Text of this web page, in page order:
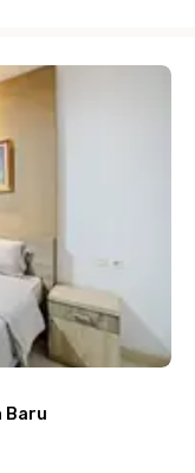
Baru